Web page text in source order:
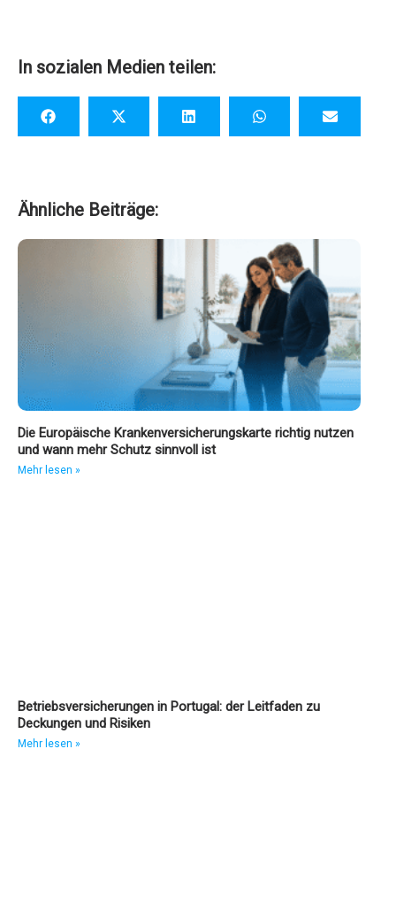
In sozialen Medien teilen:
Ähnliche Beiträge:
Die Europäische Krankenversicherungskarte richtig nutzen
und wann mehr Schutz sinnvoll ist
Mehr lesen »
Betriebsversicherungen in Portugal: der Leitfaden zu
Deckungen und Risiken
Mehr lesen »